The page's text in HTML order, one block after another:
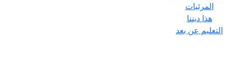
المرئيات
هذا ديننا
التعليم عن بعد